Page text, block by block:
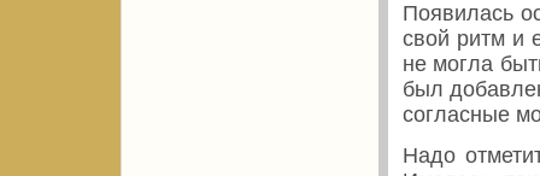
Появилась
свой ритм и
не могла
был
согласные
Надо